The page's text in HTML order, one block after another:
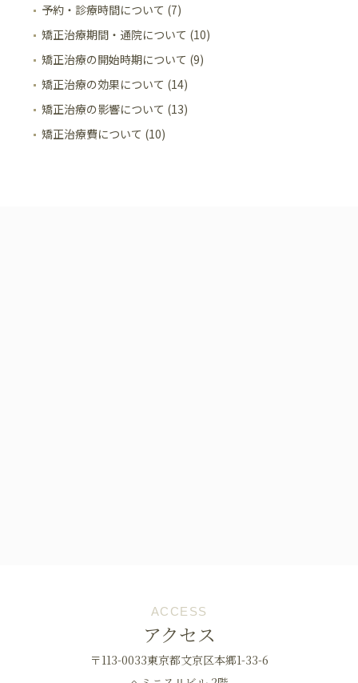
予約・診療時間について (7)
矯正治療期間・通院について (10)
矯正治療の開始時期について (9)
矯正治療の効果について (14)
矯正治療の影響について (13)
矯正治療費について (10)
ACCESS
アクセス
〒113-0033東京都文京区本郷1-33-6